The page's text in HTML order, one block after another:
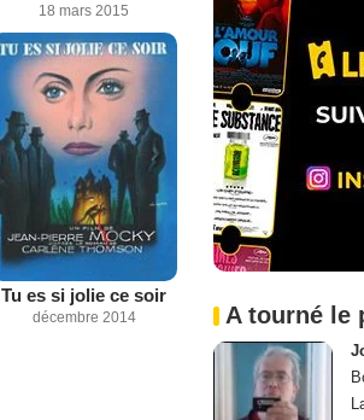
18 mars 2015
Tu es si jolie ce soir
décembre 2014 A tourné le